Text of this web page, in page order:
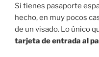
Si tienes pasaporte
hecho, en muy pocos
de un visado. Lo único
tarjeta de entrada al